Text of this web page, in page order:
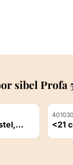
sibel Profa
<21
Prijs